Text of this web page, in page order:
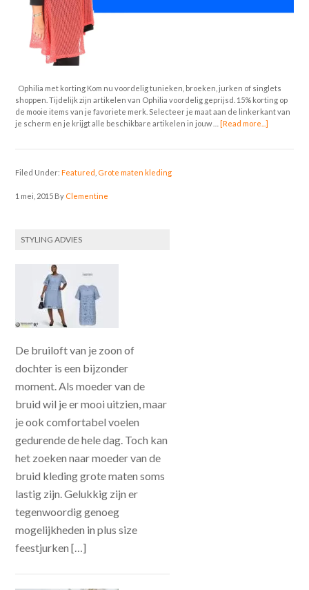
Ophilia met korting Kom nu voordelig tunieken, broeken, jurken of singlets
shoppen. Tijdelijk zijn artikelen van Ophilia voordelig geprijsd. 15% korting op
de mooie items van je favoriete merk. Selecteer je maat aan de linkerkant van
je scherm en je krijgt alle beschikbare artikelen in jouw …[Read more...]
Filed Under:Featured Grote maten kleding
1 mei, 2015 By Clementine
STYLING ADVIES
De bruiloft van je zoon of
dochter is een bijzonder
moment. Als moeder van de
bruid wil je er mooi uitzien, maar
je ook comfortabel voelen
gedurende de hele dag. Toch kan
het zoeken naar moeder van de
bruid kleding grote maten soms
lastig zijn. Gelukkig zijn er
tegenwoordig genoeg
mogelijkheden in plus size
feestjurken […]